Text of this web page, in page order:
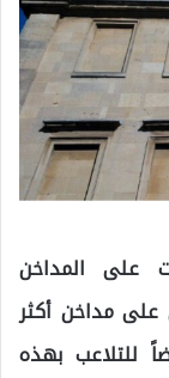
على المداخن
على مداخن أكثر
للتلاعب بهذه